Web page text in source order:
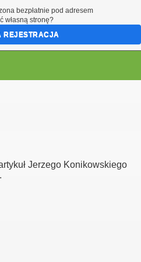
Jerzego Konikowskiego
bezpłatnie pod adresem
własną stronę?
REJESTRACJA